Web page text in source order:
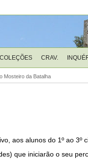
CRAV.
Mosteiro da Batalha
aos alunos do 1º ao 3º
que iniciarão o seu